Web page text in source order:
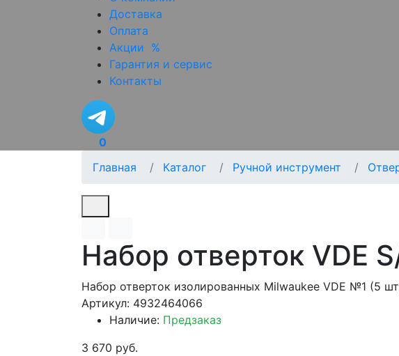
Доставка
Оплата
Акции %
Гарантия и сервис
Контакты
0
Главная
Каталог Ручной инструмент
Набор отверток VDE
Набор отверток изолированных Milwaukee VDE №1 (5
Артикул: 4932464066
Наличие: Предзаказ
3 670 руб.